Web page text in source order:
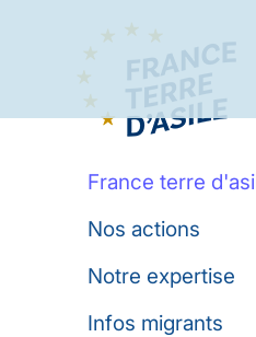
France terre
Nos actions
Notre expertise
Infos migrants